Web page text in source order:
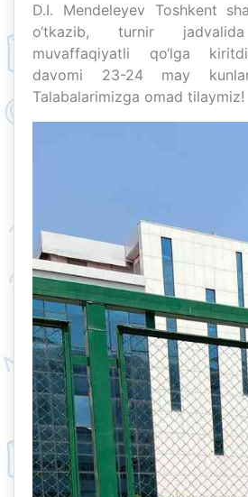
D.I. Mendeleyev Toshkent
o‘tkazib, turnir
muvaffaqiyatli qo‘lga
davomi 23-24 may
Talabalarimizga omad tilaymiz!